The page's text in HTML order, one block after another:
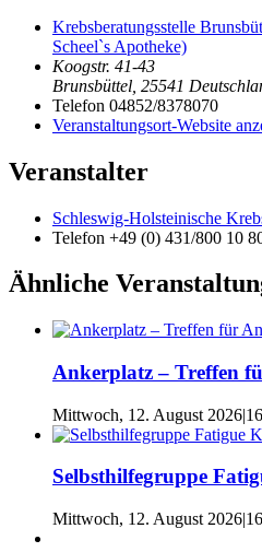
Krebsberatungsstelle
Scheel`s Apotheke)
Koogstr. 41-43
Brunsbüttel 25541
Telefon 04852/8378070
Veranstaltungsort-Website
Veranstalter
Schleswig-Holsteinische
Telefon +49 (0) 431/800 10
Ähnliche
Ankerplatz – Treffen
Mittwoch, 12. August
Selbsthilfegruppe
Mittwoch, 12. August